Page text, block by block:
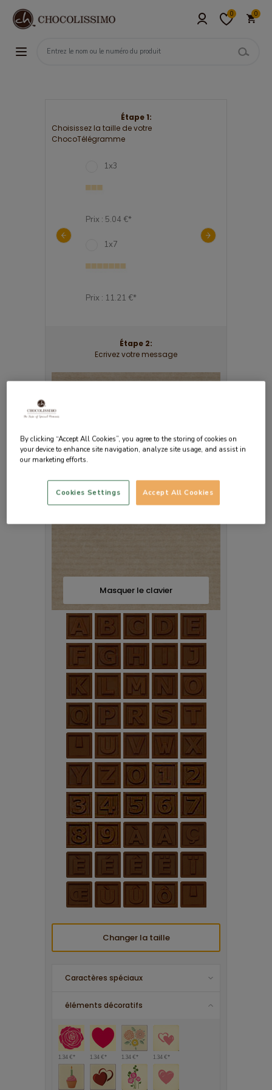
0 0
Étape 1:
Choisissez la taille de votre
ChocoTélégramme
1x3
Prix : 5.04 €*
1x7
Prix : 11.21 €*
Étape 2:
Ecrivez votre message
Masquer le clavier
Changer la taille
Caractères spéciaux
éléments décoratifs
1.34 €* 1.34 €* 1.34 €* 1.34 €*
By clicking “Accept All Cookies”, you agree to the storing of cookies on
your device to enhance site navigation, analyze site usage, and assist in
our marketing efforts.
Accept All Cookies
Cookies Settings